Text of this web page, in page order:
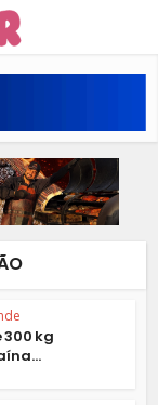
300 kg